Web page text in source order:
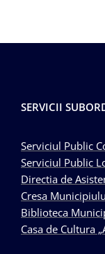
SERVICII
Serviciul Public
Serviciul Public
Directia de
Cresa
Biblioteca
Casa de Cultura